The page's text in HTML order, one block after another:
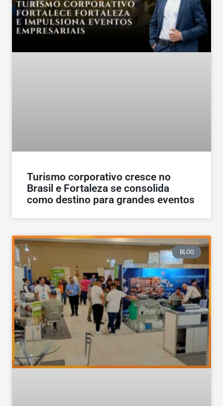
Turismo corporativo cresce no
Brasil e Fortaleza se consolida
como destino para grandes eventos
BLOG